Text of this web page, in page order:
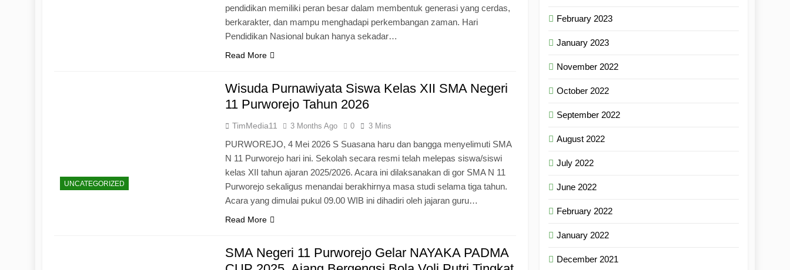
pendidikan memiliki peran besar dalam membentuk generasi yang cerdas,
berkarakter, dan mampu menghadapi perkembangan zaman. Hari
Pendidikan Nasional bukan hanya sekadar…
Read More
UNCATEGORIZED
Wisuda Purnawiyata Siswa Kelas XII SMA Negeri
11 Purworejo Tahun 2026
TimMedia11 3 Months Ago 0 3 Mins
PURWOREJO, 4 Mei 2026 S Suasana haru dan bangga menyelimuti SMA
N 11 Purworejo hari ini. Sekolah secara resmi telah melepas siswa/siswi
kelas XII tahun ajaran 2025/2026. Acara ini dilaksanakan di gor SMA N 11
Purworejo sekaligus menandai berakhirnya masa studi selama tiga tahun.
Acara yang dimulai pukul 09.00 WIB ini dihadiri oleh jajaran guru…
Read More
SMA Negeri 11 Purworejo Gelar NAYAKA PADMA
February 2023
January 2023
November 2022
October 2022
September 2022
August 2022
July 2022
June 2022
February 2022
January 2022
December 2021